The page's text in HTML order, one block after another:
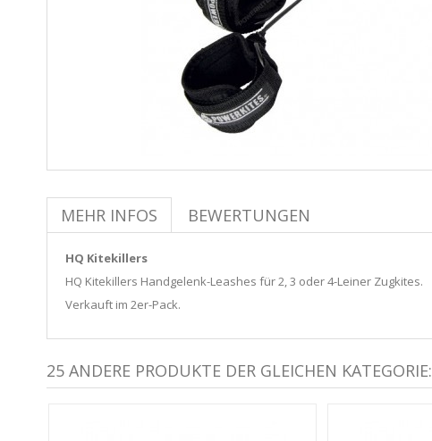
MEHR INFOS BEWERTUNGEN
HQ Kitekillers
HQ Kitekillers Handgelenk-Leashes für 2, 3 oder 4-Leiner Zugkites.
Verkauft im 2er-Pack.
25 ANDERE PRODUKTE DER GLEICHEN KATEGORIE: